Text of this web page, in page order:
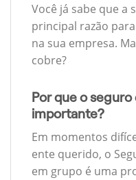
Você já sabe que a
principal razão
na sua empresa.
cobre?
Por que o
importante?
Em momentos
ente querido, o
em grupo é uma